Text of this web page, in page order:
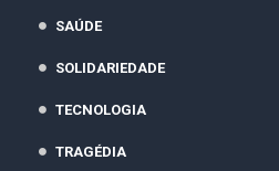
SAÚDE
SOLIDARIEDADE
TECNOLOGIA
TRAGÉDIA